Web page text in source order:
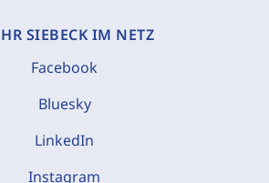
SIEBECK IM NETZ
Facebook
Bluesky
LinkedIn
Instagram